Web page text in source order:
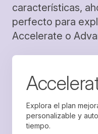
características,
perfecto para
Accelerate o
Explora el plan
personalizable y
tiempo.